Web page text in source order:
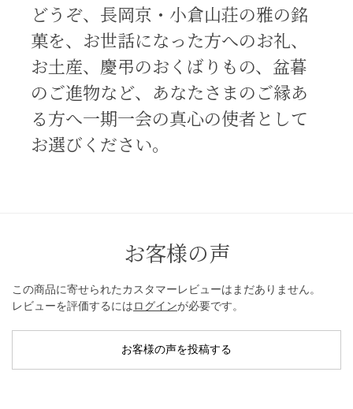
どうぞ、長岡京・小倉山荘の雅の銘
菓を、お世話になった方へのお礼、
お土産、慶弔のおくばりもの、盆暮
のご進物など、あなたさまのご縁あ
る方へ一期一会の真心の使者として
お選びください。
お客様の声
この商品に寄せられたカスタマーレビューはまだありません。
レビューを評価するにはログインが必要です。
お客様の声を投稿する